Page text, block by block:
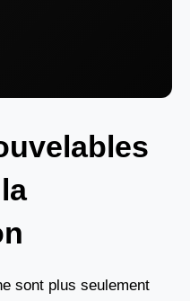
sont plus seulement